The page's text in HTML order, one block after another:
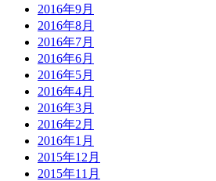
2016年9月
2016年8月
2016年7月
2016年6月
2016年5月
2016年4月
2016年3月
2016年2月
2016年1月
2015年12月
2015年11月